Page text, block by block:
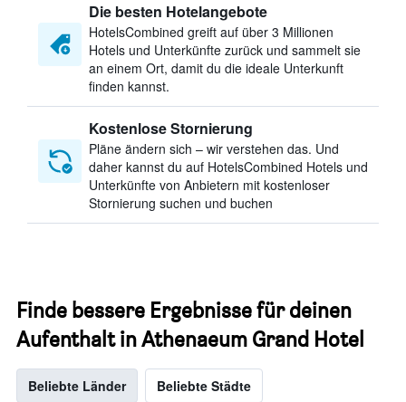
Die besten Hotelangebote
HotelsCombined greift auf über 3 Millionen
Hotels und Unterkünfte zurück und sammelt sie
an einem Ort, damit du die ideale Unterkunft
finden kannst.
Kostenlose Stornierung
Pläne ändern sich – wir verstehen das. Und
daher kannst du auf HotelsCombined Hotels und
Unterkünfte von Anbietern mit kostenloser
Stornierung suchen und buchen
Finde bessere Ergebnisse für deinen
Aufenthalt in Athenaeum Grand Hotel
Beliebte Länder Beliebte Städte